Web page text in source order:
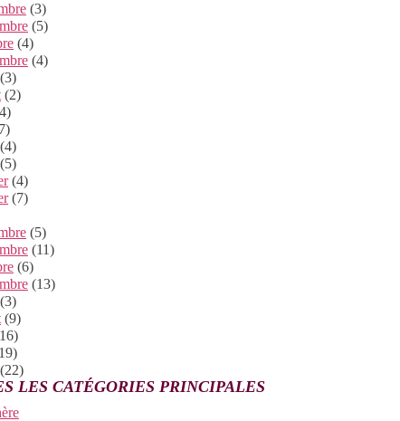
(3)
(5)
(4)
(4)
(3)
(2)
(4)
(5)
(4)
(7)
(5)
(11)
(6)
(13)
(3)
(9)
(22)
LES CATÉGORIES PRINCIPALES